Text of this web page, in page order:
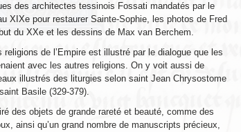
des architectes tessinois Fossati mandatés par le
XIXe pour restaurer Sainte-Sophie, les photos de Fred
du XXe et les dessins de Max van Berchem.
religions de l’Empire est illustré par le dialogue que les
avec les autres religions. On y voit aussi de
illustrés des liturgies selon saint Jean Chrysostome
Basile (329-379).
des objets de grande rareté et beauté, comme des
ainsi qu’un grand nombre de manuscripts précieux,